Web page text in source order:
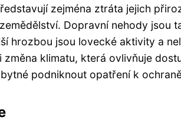
zejména ztráta jejich
Dopravní nehody jsou
hrozbou jsou lovecké aktivity a
změna klimatu, která ovlivňuje
podniknout opatření k